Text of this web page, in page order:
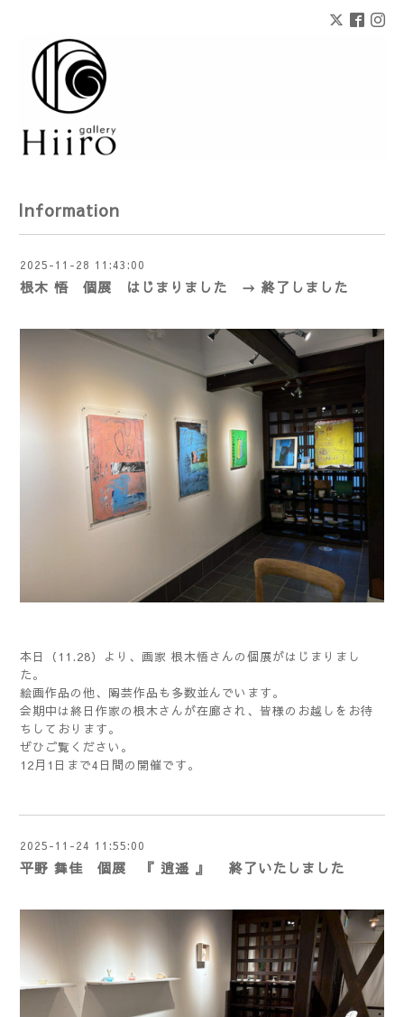
Information
2025-11-28 11:43:00
根木 悟 個展 はじまりました → 終了しました
本日（11.28）より、画家 根木悟さんの個展がはじまりまし
た。
絵画作品の他、陶芸作品も多数並んでいます。
会期中は終日作家の根木さんが在廊され、皆様のお越しをお待
ちしております。
ぜひご覧ください。
12月1日まで4日間の開催です。
2025-11-24 11:55:00
平野 舞佳 個展 『 逍遥 』 終了いたしました